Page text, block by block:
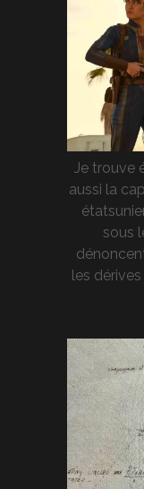
Je trouve
aussi la
sous
les